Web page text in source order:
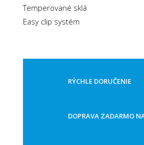
Temperované sklá
Easy clip systém
RÝCHLE DORUČENIE
DOPRAVA ZADARMO